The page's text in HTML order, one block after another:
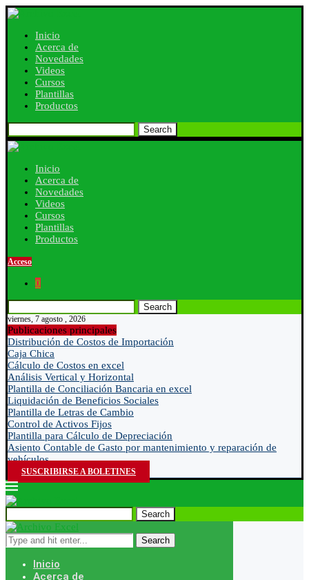
Inicio
Acerca de
Novedades
Videos
Cursos
Plantillas
Productos
Search
Inicio
Acerca de
Novedades
Videos
Cursos
Plantillas
Productos
Acceso
0
Search
viernes, 7 agosto , 2026
Publicaciones principales
Distribución de Costos de Importación
Caja Chica
Cálculo de Costos en excel
Análisis Vertical y Horizontal
Plantilla de Conciliación Bancaria en excel
Liquidación de Beneficios Sociales
Plantilla de Letras de Cambio
Control de Activos Fijos
Plantilla para Cálculo de Depreciación
Asiento Contable de Gasto por mantenimiento y reparación de
vehículos
SUSCRIBIRSE A BOLETINES
Search
Search
Inicio
Acerca de